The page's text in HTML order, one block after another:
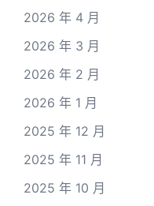
2026 年 4 月
2026 年 3 月
2026 年 2 月
2026 年 1 月
2025 年 12 月
2025 年 11 月
2025 年 10 月